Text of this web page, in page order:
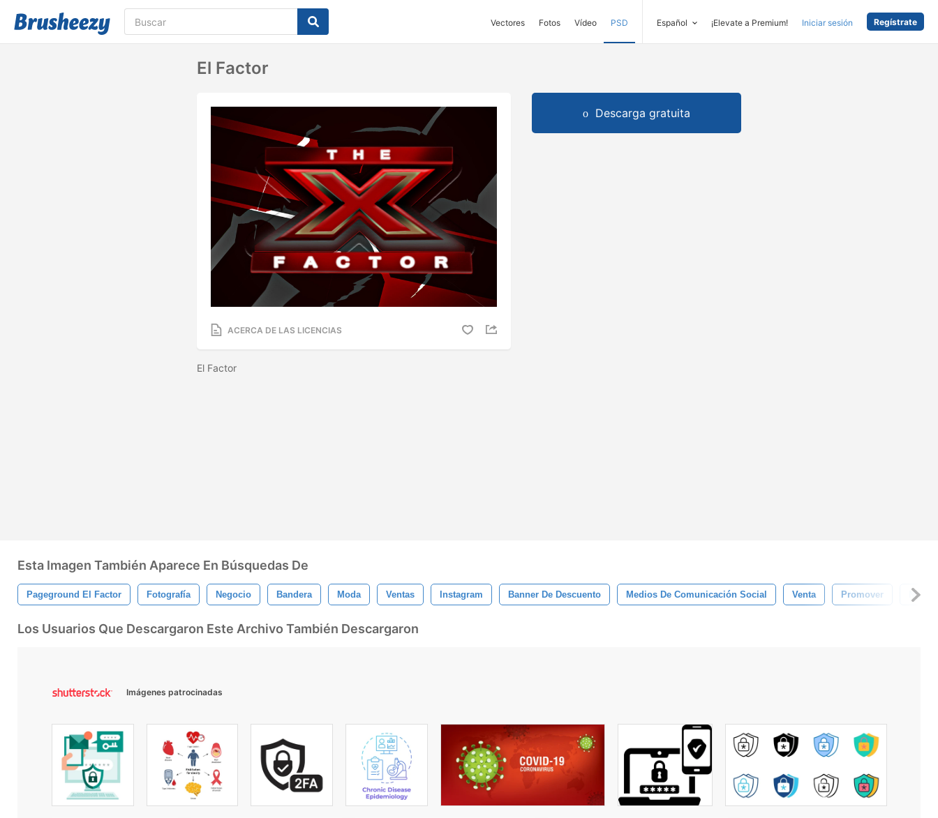
Vectores Fotos Vídeo PSD Español ¡Elevate a Premium! Iniciar sesión Regístrate
El Factor
ACERCA DE LAS LICENCIAS
El Factor
Descarga gratuita
Esta Imagen También Aparece En Búsquedas De
Pageground El Factor Fotografía Negocio Bandera Moda Ventas Instagram Banner De Descuento Medios De Comunicación Social Venta Promover
Los Usuarios Que Descargaron Este Archivo También Descargaron
Imágenes patrocinadas